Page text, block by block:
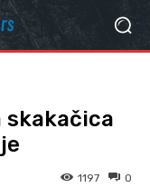
skakačica
0
1197